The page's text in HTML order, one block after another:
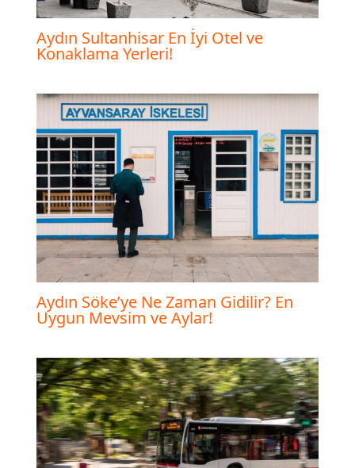
Aydın Sultanhisar En İyi Otel ve
Konaklama Yerleri!
Aydın Söke’ye Ne Zaman Gidilir? En
Uygun Mevsim ve Aylar!